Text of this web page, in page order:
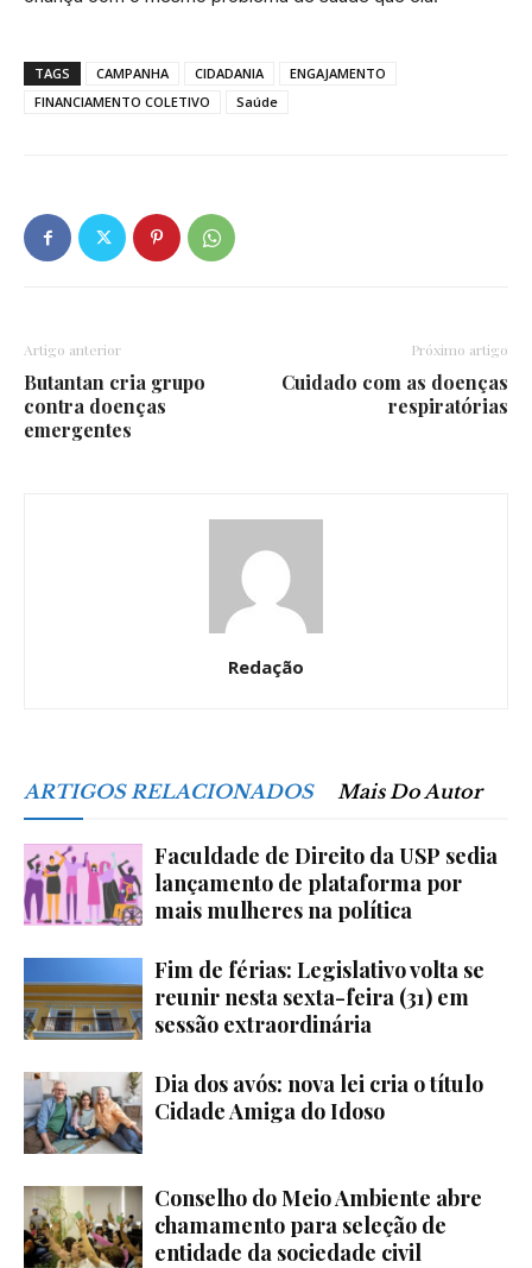
TAGS CAMPANHA CIDADANIA
ENGAJAMENTO
FINANCIAMENTO COLETIVO
Saúde
Artigo anterior
Butantan cria grupo
contra doenças
emergentes
Próximo artigo
Cuidado com as doenças
respiratórias
Redação
ARTIGOS RELACIONADOS Mais Do Autor
Faculdade de Direito da USP sedia
lançamento de plataforma por
mais mulheres na política
Fim de férias: Legislativo volta se
reunir nesta sexta-feira (31) em
sessão extraordinária
Dia dos avós: nova lei cria o título
Cidade Amiga do Idoso
Conselho do Meio Ambiente abre
chamamento para seleção de
entidade da sociedade civil